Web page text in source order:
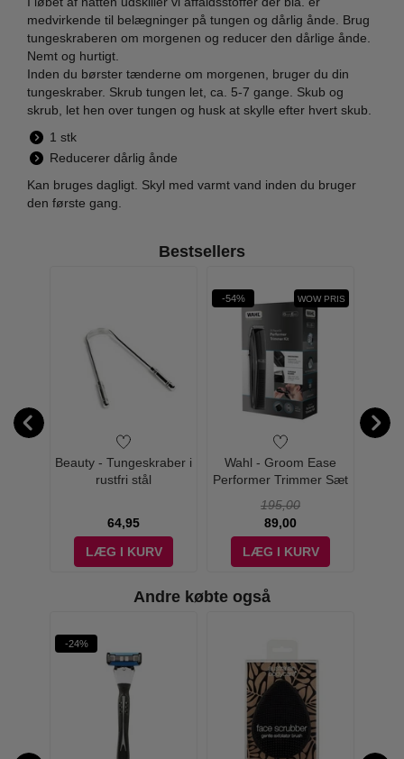
medvirkende til belægninger på tungen og dårlig ånde. Brug
tungeskraberen om morgenen og reducer den dårlige ånde.
Nemt og hurtigt.
Inden du børster tænderne om morgenen, bruger du din
tungeskraber. Skrub tungen let, ca. 5-7 gange. Skub og
skrub, let hen over tungen og husk at skylle efter hvert skub.
1 stk
Reducerer dårlig ånde
Kan bruges dagligt. Skyl med varmt vand inden du bruger
den første gang.
Bestsellers
Beauty - Tungeskraber i
rustfri stål
64,95
LÆG I KURV
-54% WOW PRIS
Wahl - Groom Ease
Performer Trimmer Sæt
195,00
89,00
LÆG I KURV
Andre købte også
-24%